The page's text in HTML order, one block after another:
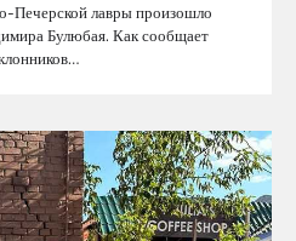
Печерской лавры произошло
Булюбая. Как сообщает